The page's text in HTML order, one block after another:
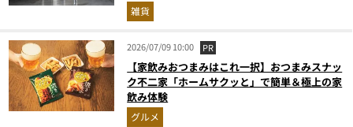
雑貨
2026/07/09 10:00 PR
【家飲みおつまみはこれ一択】おつまみスナッ
ク不二家「ホームサクッと」で簡単＆極上の家
飲み体験
グルメ